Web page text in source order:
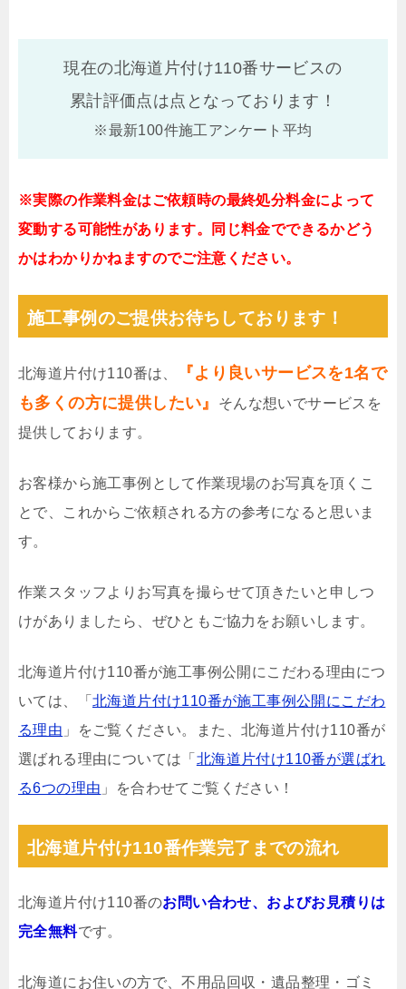
現在の北海道片付け110番サービスの
累計評価点は点となっております！
※最新100件施工アンケート平均
※実際の作業料金はご依頼時の最終処分料金によって
変動する可能性があります。同じ料金でできるかどう
かはわかりかねますのでご注意ください。
施工事例のご提供お待ちしております！
北海道片付け110番は、
『より良いサービスを1名で
も多くの方に提供したい』
そんな想いでサービスを
提供しております。
お客様から施工事例として作業現場のお写真を頂くこ
とで、これからご依頼される方の参考になると思いま
す。
作業スタッフよりお写真を撮らせて頂きたいと申しつ
けがありましたら、ぜひともご協力をお願いします。
北海道片付け110番が施工事例公開にこだわる理由につ
いては、「 北海道片付け110番が施工事例公開にこだわ
る理由 」をご覧ください。また、北海道片付け110番が
選ばれる理由については「 北海道片付け110番が選ばれ
る6つの理由 」を合わせてご覧ください！
北海道片付け110番作業完了までの流れ
北海道片付け110番のお問い合わせ、およびお見積りは
完全無料です。
北海道にお住いの方で、不用品回収・遺品整理・ゴミ